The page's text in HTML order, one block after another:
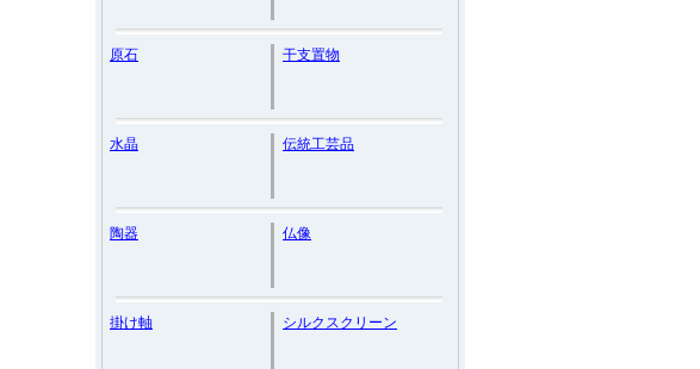
原石 干支置物
水晶 伝統工芸品
陶器 仏像
掛け軸 シルクスクリーン